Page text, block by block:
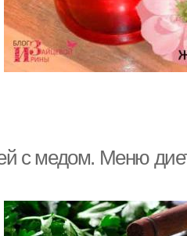
с медом. Меню